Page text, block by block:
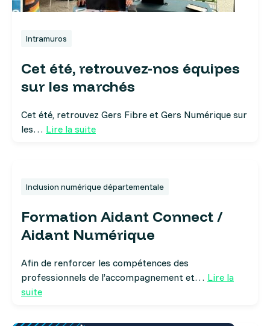
Intramuros
Cet été, retrouvez-nos équipes
sur les marchés
Cet été, retrouvez Gers Fibre et Gers Numérique sur
les… Lire la suite
Inclusion numérique départementale
Formation Aidant Connect /
Aidant Numérique
Afin de renforcer les compétences des
professionnels de l’accompagnement et… Lire la
suite